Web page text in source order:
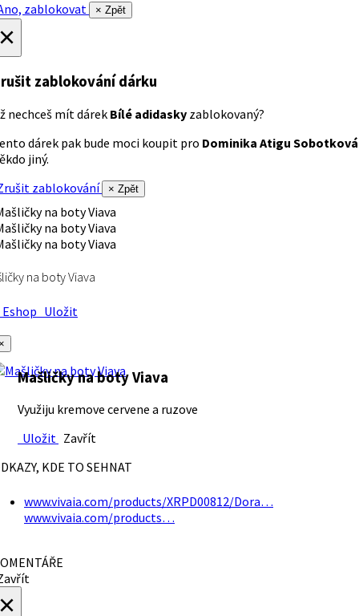
zablokovat
× Zpět
zablokování dárku
nechceš mít dárek Bílé adidasky zablokovaný?
dárek pak bude moci koupit pro Dominika Atigu Sobotková
jiný.
zablokování
× Zpět
na boty Viava
Uložit
Mašličky na boty Viava
Využiju kremove cervene a ruzove
Uložit Zavřít
KDE TO SEHNAT
www.vivaia.com/products/XRPD00812/Dora…
www.vivaia.com/products…